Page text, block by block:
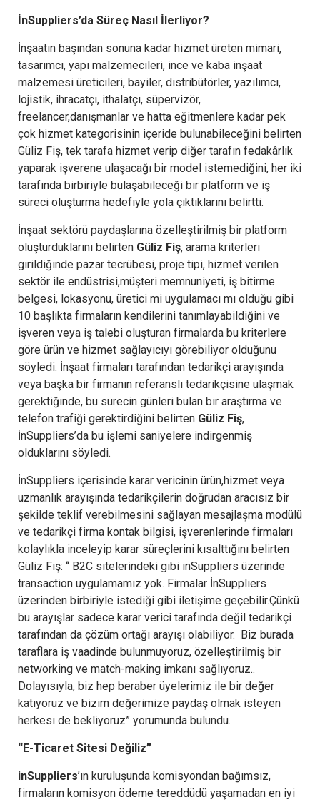
İnSuppliers’da Süreç Nasıl İlerliyor?
İnşaatın başından sonuna kadar hizmet üreten mimari,
tasarımcı, yapı malzemecileri, ince ve kaba inşaat
malzemesi üreticileri, bayiler, distribütörler, yazılımcı,
lojistik, ihracatçı, ithalatçı, süpervizör,
freelancer,danışmanlar ve hatta eğitmenlere kadar pek
çok hizmet kategorisinin içeride bulunabileceğini belirten
Güliz Fiş, tek tarafa hizmet verip diğer tarafın fedakârlık
yaparak işverene ulaşacağı bir model istemediğini, her iki
tarafında birbiriyle bulaşabileceği bir platform ve iş
süreci oluşturma hedefiyle yola çıktıklarını belirtti.
İnşaat sektörü paydaşlarına özelleştirilmiş bir platform
oluşturduklarını belirten Güliz Fiş, arama kriterleri
girildiğinde pazar tecrübesi, proje tipi, hizmet verilen
sektör ile endüstrisi,müşteri memnuniyeti, iş bitirme
belgesi, lokasyonu, üretici mi uygulamacı mı olduğu gibi
10 başlıkta firmaların kendilerini tanımlayabildiğini ve
işveren veya iş talebi oluşturan firmalarda bu kriterlere
göre ürün ve hizmet sağlayıcıyı görebiliyor olduğunu
söyledi. İnşaat firmaları tarafından tedarikçi arayışında
veya başka bir firmanın referanslı tedarikçisine ulaşmak
gerektiğinde, bu sürecin günleri bulan bir araştırma ve
telefon trafiği gerektirdiğini belirten Güliz Fiş,
İnSuppliers’da bu işlemi saniyelere indirgenmiş
olduklarını söyledi.
İnSuppliers içerisinde karar vericinin ürün,hizmet veya
uzmanlık arayışında tedarikçilerin doğrudan aracısız bir
şekilde teklif verebilmesini sağlayan mesajlaşma modülü
ve tedarikçi firma kontak bilgisi, işverenlerinde firmaları
kolaylıkla inceleyip karar süreçlerini kısalttığını belirten
Güliz Fiş: “ B2C sitelerindeki gibi inSuppliers üzerinde
transaction uygulamamız yok. Firmalar İnSuppliers
üzerinden birbiriyle istediği gibi iletişime geçebilir.Çünkü
bu arayışlar sadece karar verici tarafında değil tedarikçi
tarafından da çözüm ortağı arayışı olabiliyor. Biz burada
taraflara iş vaadinde bulunmuyoruz, özelleştirilmiş bir
networking ve match-making imkanı sağlıyoruz..
Dolayısıyla, biz hep beraber üyelerimiz ile bir değer
katıyoruz ve bizim değerimize paydaş olmak isteyen
herkesi de bekliyoruz” yorumunda bulundu.
“E-Ticaret Sitesi Değiliz”
inSuppliers’ın kuruluşunda komisyondan bağımsız,
firmaların komisyon ödeme tereddüdü yaşamadan en iyi